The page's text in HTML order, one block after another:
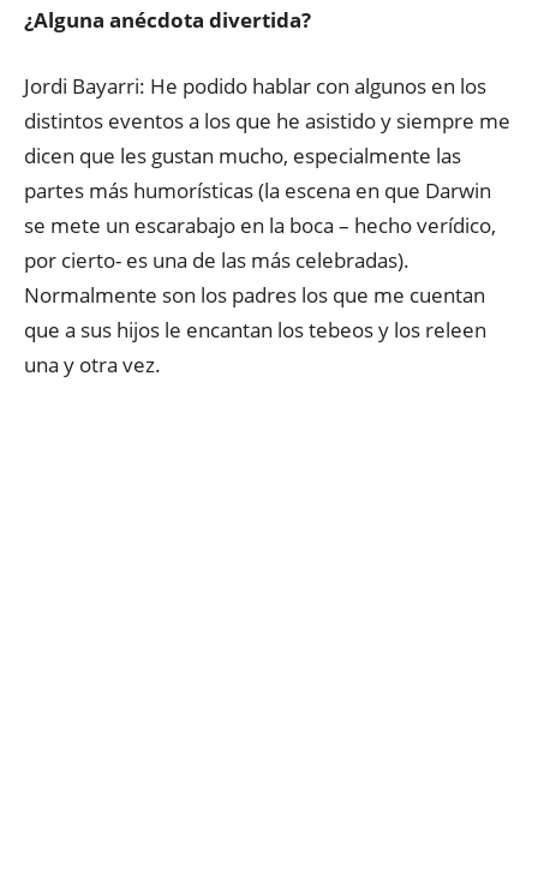
¿Alguna anécdota divertida?
Jordi Bayarri: He podido hablar con algunos en los
distintos eventos a los que he asistido y siempre me
dicen que les gustan mucho, especialmente las
partes más humorísticas (la escena en que Darwin
se mete un escarabajo en la boca – hecho verídico,
por cierto- es una de las más celebradas).
Normalmente son los padres los que me cuentan
que a sus hijos le encantan los tebeos y los releen
una y otra vez.